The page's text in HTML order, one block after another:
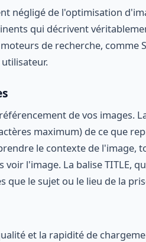
négligé de l'optimisation
qui décrivent
de recherche, comme
de vos images.
maximum) de ce que
le contexte de l'image,
l'image. La balise TITLE,
le sujet ou le lieu de la
et la rapidité de